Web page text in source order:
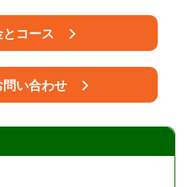
コース
い合わせ